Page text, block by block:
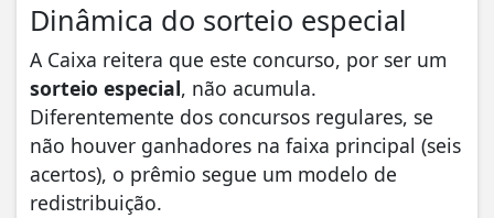
Dinâmica do sorteio especial
A Caixa reitera que este concurso, por ser um
sorteio especial, não acumula.
Diferentemente dos concursos regulares, se
não houver ganhadores na faixa principal (seis
acertos), o prêmio segue um modelo de
redistribuição.